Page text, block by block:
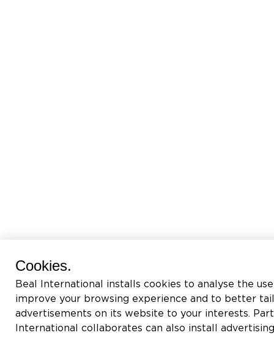
Cookies.
Beal International installs cookies to analyse the
improve your browsing experience and to better
advertisements on its website to your interests.
International collaborates can also install